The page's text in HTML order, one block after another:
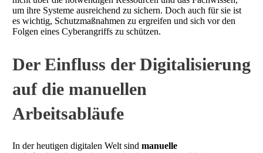
um ihre Systeme ausreichend zu sichern. Doch auch für sie ist
es wichtig, Schutzmaßnahmen zu ergreifen und sich vor den
Folgen eines Cyberangriffs zu schützen.
Der Einfluss der Digitalisierung
auf die manuellen
Arbeitsabläufe
In der heutigen digitalen Welt sind manuelle